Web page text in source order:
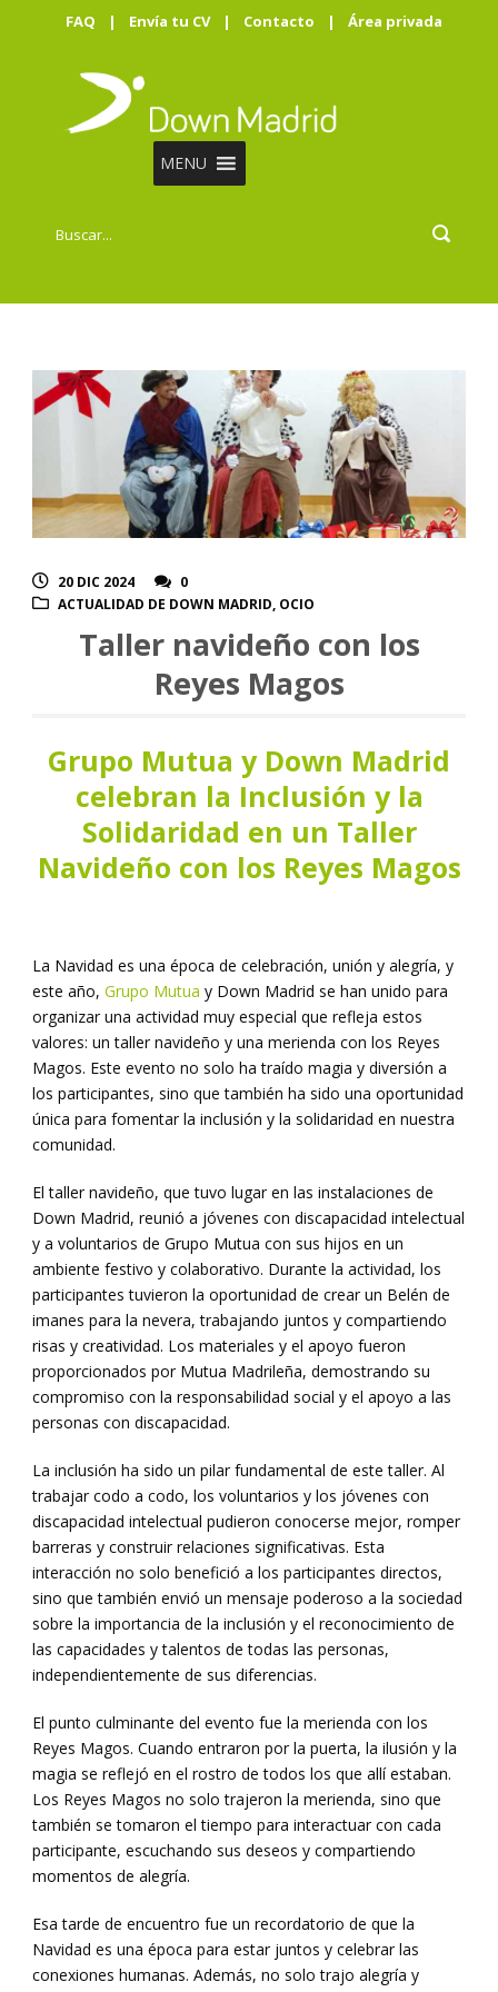
FAQ | Envía tu CV | Contacto | Área privada
MENU
20 DIC 2024
0
ACTUALIDAD DE DOWN MADRID, OCIO
Taller navideño con los
Reyes Magos
Grupo Mutua y Down Madrid
celebran la Inclusión y la
Solidaridad en un Taller
Navideño con los Reyes Magos
La Navidad es una época de celebración, unión y alegría, y
este año, Grupo Mutua y Down Madrid se han unido para
organizar una actividad muy especial que refleja estos
valores: un taller navideño y una merienda con los Reyes
Magos. Este evento no solo ha traído magia y diversión a
los participantes, sino que también ha sido una oportunidad
única para fomentar la inclusión y la solidaridad en nuestra
comunidad.
El taller navideño, que tuvo lugar en las instalaciones de
Down Madrid, reunió a jóvenes con discapacidad intelectual
y a voluntarios de Grupo Mutua con sus hijos en un
ambiente festivo y colaborativo. Durante la actividad, los
participantes tuvieron la oportunidad de crear un Belén de
imanes para la nevera, trabajando juntos y compartiendo
risas y creatividad. Los materiales y el apoyo fueron
proporcionados por Mutua Madrileña, demostrando su
compromiso con la responsabilidad social y el apoyo a las
personas con discapacidad.
La inclusión ha sido un pilar fundamental de este taller. Al
trabajar codo a codo, los voluntarios y los jóvenes con
discapacidad intelectual pudieron conocerse mejor, romper
barreras y construir relaciones significativas. Esta
interacción no solo benefició a los participantes directos,
sino que también envió un mensaje poderoso a la sociedad
sobre la importancia de la inclusión y el reconocimiento de
las capacidades y talentos de todas las personas,
independientemente de sus diferencias.
El punto culminante del evento fue la merienda con los
Reyes Magos. Cuando entraron por la puerta, la ilusión y la
magia se reflejó en el rostro de todos los que allí estaban.
Los Reyes Magos no solo trajeron la merienda, sino que
también se tomaron el tiempo para interactuar con cada
participante, escuchando sus deseos y compartiendo
momentos de alegría.
Esa tarde de encuentro fue un recordatorio de que la
Navidad es una época para estar juntos y celebrar las
conexiones humanas. Además, no solo trajo alegría y